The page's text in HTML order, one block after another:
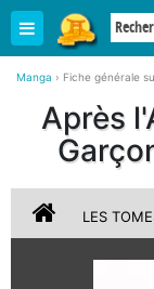
Manga › Fiche générale
Après
LES